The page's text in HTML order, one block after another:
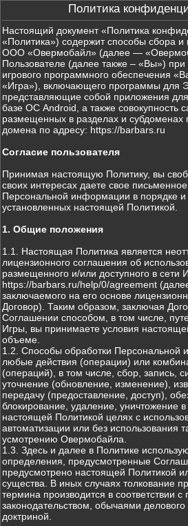
Политика
Настоящий документ «Политика
«Политика») содержит способы сбора и
ООО «Овермобайл» (далее —
Пользователе (далее также – «Вы»)
игрового программного обеспечения
«Игра»), включающего программы для
представляющие собой приложения
базе ОС Android, а также совокупность
размещенных в разделах и
домена по адресу: https://barbars.ru
Согласие пользователя
Принимая настоящую Политику, вы
своих интересах даете свое
Персональной информации в порядке и
установленных настоящей Политикой.
1. Общие положения
1.1. Настоящая Политика является
лицензионного соглашения об
размещенного и/или доступного в сети
https://barbars.ru/help/0/agreement
заключаемого на его основе
Договор). Таким образом, заключая
Соглашении способом, в том числе,
Игры, вы принимаете условия
объеме.
1.2. Способы обработки Персональной
любые действия (операции) или
(операций), в том числе, сбор, запись,
уточнение (обновление, изменение),
передачу (предоставление, доступ),
блокирование, удаление, уничтожение
настоящей Политикой целях с
автоматизации или без использования
усмотрению Овермобайла.
1.3. Здесь и далее в Политике
определения, предусмотренные
предусмотрено настоящей Политикой
существа. В иных случаях толкование
термина производится в соответствии
законодательством, обычаями
доктриной.